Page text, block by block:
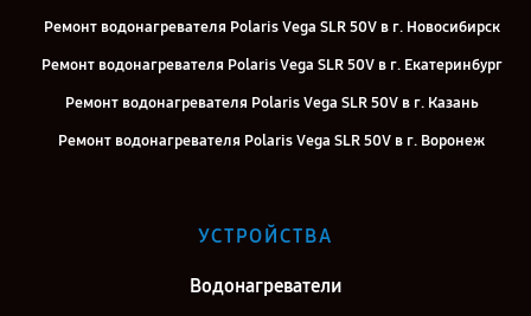
Ремонт водонагревателя Polaris Vega SLR 50V в г. Новосибирск
Ремонт водонагревателя Polaris Vega SLR 50V в г. Екатеринбург
Ремонт водонагревателя Polaris Vega SLR 50V в г. Казань
Ремонт водонагревателя Polaris Vega SLR 50V в г. Воронеж
Ремонт водонагревателя Polaris Vega SLR 50V в г. Москва
УСТРОЙСТВА
Водонагреватели